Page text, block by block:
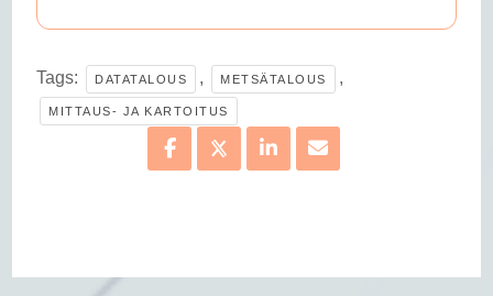
Tags: DATATALOUS , METSÄTALOUS ,
MITTAUS- JA KARTOITUS